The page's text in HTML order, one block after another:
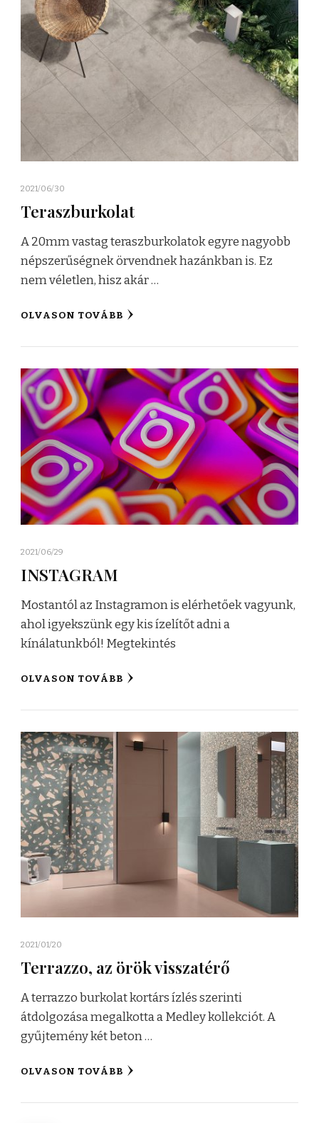
2021/06/30
Teraszburkolat
A 20mm vastag teraszburkolatok egyre nagyobb
népszerűségnek örvendnek hazánkban is. Ez
nem véletlen, hisz akár …
OLVASON TOVÁBB
2021/06/29
INSTAGRAM
Mostantól az Instagramon is elérhetőek vagyunk,
ahol igyekszünk egy kis ízelítőt adni a
kínálatunkból! Megtekintés
OLVASON TOVÁBB
2021/01/20
Terrazzo, az örök visszatérő
A terrazzo burkolat kortárs ízlés szerinti
átdolgozása megalkotta a Medley kollekciót. A
gyűjtemény két beton …
OLVASON TOVÁBB